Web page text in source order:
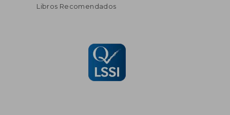
Libros Recomendados